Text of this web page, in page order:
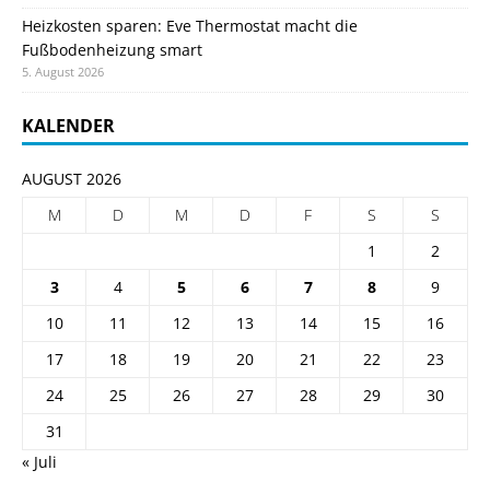
Heizkosten sparen: Eve Thermostat macht die
Fußbodenheizung smart
5. August 2026
KALENDER
AUGUST 2026
M
D M D F S
S
1
2
3
4 5 6 7 8
9
10
11 12 13 14 15
16
17
18 19 20 21 22
23
24
25 26 27 28 29
30
31
« Juli